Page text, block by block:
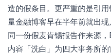
造的假条目。更严重的是引
量金融博客早在半年前就出
同一份假麦肯锡报告作来源
内容「洗白」为四大事务所